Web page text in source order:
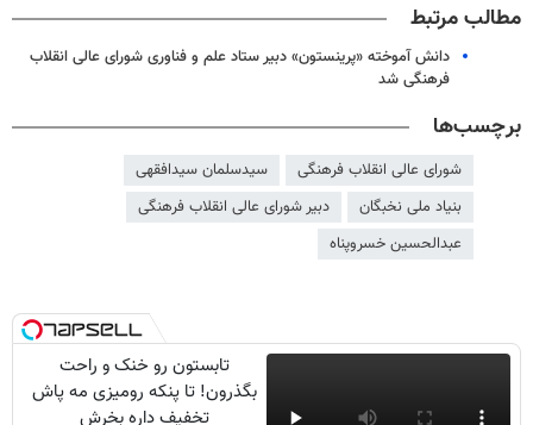
مطالب مرتبط
دانش آموخته «پرینستون» دبیر ستاد علم و فناوری شورای عالی انقلاب
فرهنگی شد
برچسب‌ها
شورای عالی انقلاب فرهنگی
سیدسلمان سیدافقهی
بنیاد ملی نخبگان
دبیر شورای عالی انقلاب فرهنگی
عبدالحسین خسروپناه
تابستون رو خنک و راحت
بگذرون! تا پنکه رومیزی مه پاش
تخفیف داره بخرش